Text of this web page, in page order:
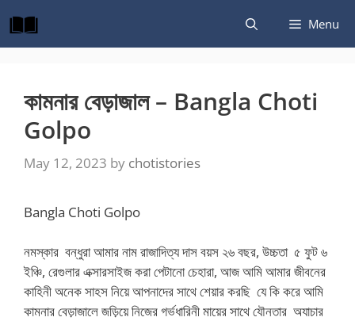
to
content
Menu
কামনার বেড়াজাল – Bangla Choti
Golpo
May 12, 2023 by chotistories
Bangla Choti Golpo
নমস্কার বন্ধুরা আমার নাম রাজাদিত্য দাস বয়স ২৬ বছর, উচ্চতা ৫ ফুট ৬
ইঞ্চি, রেগুলার এক্সারসাইজ করা পেটানো চেহারা, আজ আমি আমার জীবনের
কাহিনী অনেক সাহস নিয়ে আপনাদের সাথে শেয়ার করছি যে কি করে আমি
কামনার বেড়াজালে জড়িয়ে নিজের গর্ভধারিনী মায়ের সাথে যৌনতার অযাচার